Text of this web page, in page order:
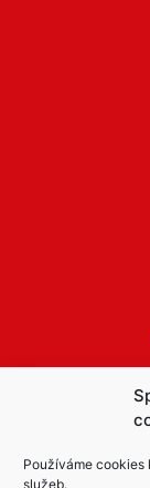
Používáme
služeb.